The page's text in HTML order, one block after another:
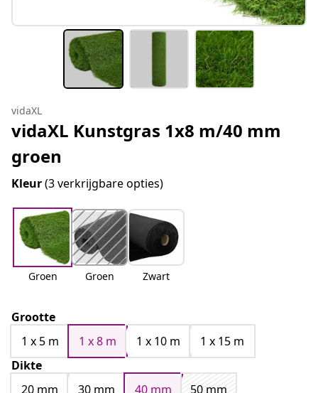
vidaXL
vidaXL Kunstgras 1x8 m/40 mm
groen
Kleur(3 verkrijgbare opties)
Groen Groen Zwart
Grootte
1 x 5 m
1 x 8 m 1 x 10 m
1 x 15 m
Dikte
20 mm
30 mm 40 mm 50 mm